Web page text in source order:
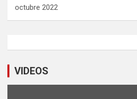
octubre 2022
VIDEOS